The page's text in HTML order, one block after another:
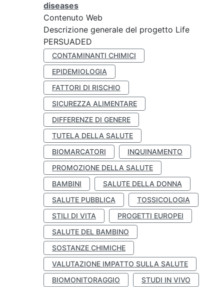
diseases
Contenuto Web
Descrizione generale del progetto Life
PERSUADED
CONTAMINANTI CHIMICI
EPIDEMIOLOGIA
FATTORI DI RISCHIO
SICUREZZA ALIMENTARE
DIFFERENZE DI GENERE
TUTELA DELLA SALUTE
BIOMARCATORI
INQUINAMENTO
PROMOZIONE DELLA SALUTE
BAMBINI
SALUTE DELLA DONNA
SALUTE PUBBLICA
TOSSICOLOGIA
STILI DI VITA
PROGETTI EUROPEI
SALUTE DEL BAMBINO
SOSTANZE CHIMICHE
VALUTAZIONE IMPATTO SULLA SALUTE
BIOMONITORAGGIO
STUDI IN VIVO